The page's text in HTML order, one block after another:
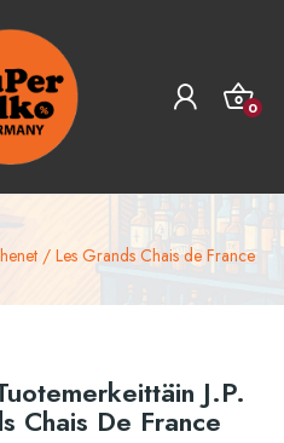
0
/ Les Grands Chais de France
J.P.
Chais De France